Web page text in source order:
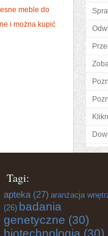
meble do
i można kupić
Tagi:
apteka (27) aranżacja
(26) badania
genetyczne (30)
biotechnologia (30)